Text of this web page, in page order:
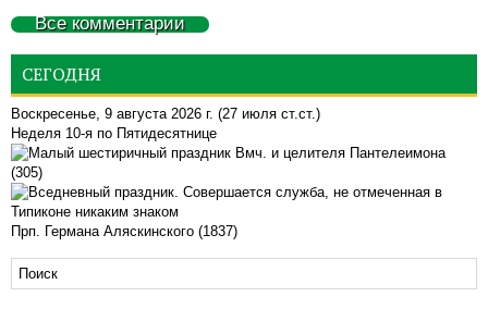
Все комментарии
СЕГОДНЯ
Воскресенье, 9 августа 2026 г. (27 июля ст.ст.)
Неделя 10-я по Пятидесятнице
Вмч. и целителя Пантелеимона
(305)
Прп. Германа Аляскинского (1837)